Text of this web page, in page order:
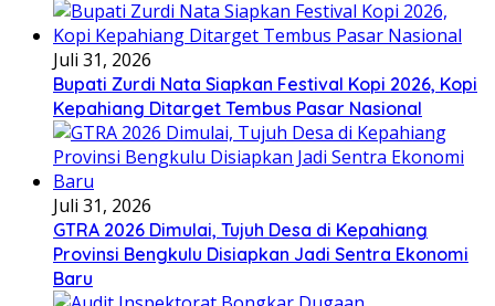
Juli 31, 2026
Bupati Zurdi Nata Siapkan Festival Kopi 2026, Kopi
Kepahiang Ditarget Tembus Pasar Nasional
Juli 31, 2026
GTRA 2026 Dimulai, Tujuh Desa di Kepahiang
Provinsi Bengkulu Disiapkan Jadi Sentra Ekonomi
Baru